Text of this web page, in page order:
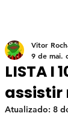
LISTA I
assistir
Vitor
9 de mai.
Atualizado: 8